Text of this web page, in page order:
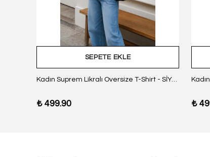
SEPETE EKLE
Kadın Suprem Likralı Oversize T-Shirt - SİYAH
₺ 499.90 ₺